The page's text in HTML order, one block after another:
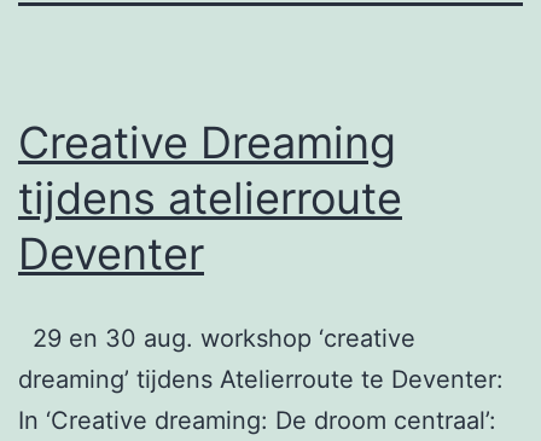
Creative Dreaming
tijdens atelierroute
Deventer
29 en 30 aug. workshop ‘creative
dreaming’ tijdens Atelierroute te Deventer:
In ‘Creative dreaming: De droom centraal’: